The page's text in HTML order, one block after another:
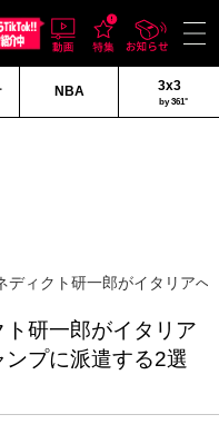
NBA 3x3
by 361°
ディクト研一郎がイタリア
研一郎がイタリア
プに派遣する2選